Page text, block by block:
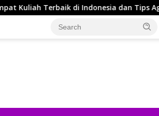
Kuliah Terbaik di Indonesia dan Tips Agar